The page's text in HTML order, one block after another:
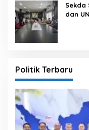
Sekda
dan
Politik Terbaru